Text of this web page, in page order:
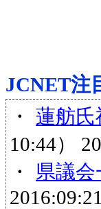
JCNET注
・ 蓮舫氏
10:44）
・
県議